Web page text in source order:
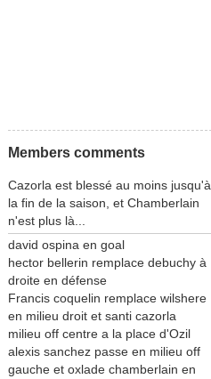
Members comments
Cazorla est blessé au moins jusqu'à
la fin de la saison, et Chamberlain
n'est plus là...
david ospina en goal
hector bellerin remplace debuchy à
droite en défense
Francis coquelin remplace wilshere
en milieu droit et santi cazorla
milieu off centre a la place d'Ozil
alexis sanchez passe en milieu off
gauche et oxlade chamberlain en